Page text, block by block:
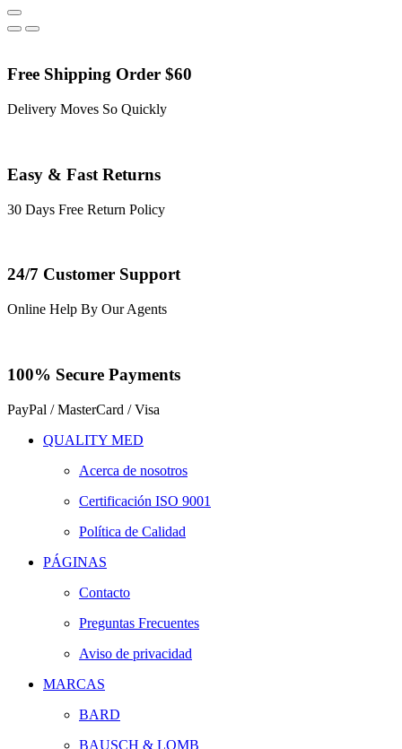
Free Shipping Order $60
Delivery Moves So Quickly
Easy & Fast Returns
30 Days Free Return Policy
24/7 Customer Support
Online Help By Our Agents
100% Secure Payments
PayPal / MasterCard / Visa
QUALITY MED
Acerca de nosotros
Certificación ISO 9001
Política de Calidad
PÁGINAS
Contacto
Preguntas Frecuentes
Aviso de privacidad
MARCAS
BARD
BAUSCH & LOMB